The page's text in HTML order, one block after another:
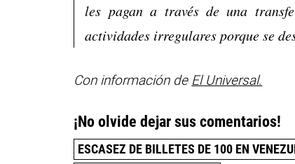
les pagan a través de una
actividades irregulares porque se
Con información de El Universal.
¡No olvide dejar sus comentarios!
ESCASEZ DE BILLETES DE 100 EN